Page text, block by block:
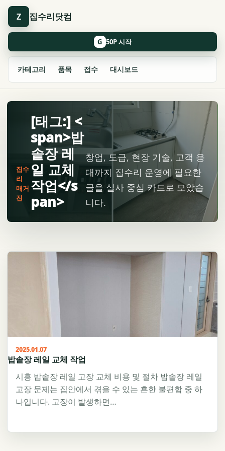
Z 집수리닷컴
카테고리 품목 접수 대시보드
G
집수
리
매거
진
[태그:] <
span>밥
솥장 레
일 교체
작업</s
pan>
창업, 도급, 현장 기술, 고객 응
대까지 집수리 운영에 필요한
글을 실사 중심 카드로 모았습
니다.
2025.01.07
밥솥장 레일 교체 작업
시흥 밥솥장 레일 고장 교체 비용 및 절차 밥솥장 레일
고장 문제는 집안에서 겪을 수 있는 흔한 불편함 중 하
나입니다. 고장이 발생하면…